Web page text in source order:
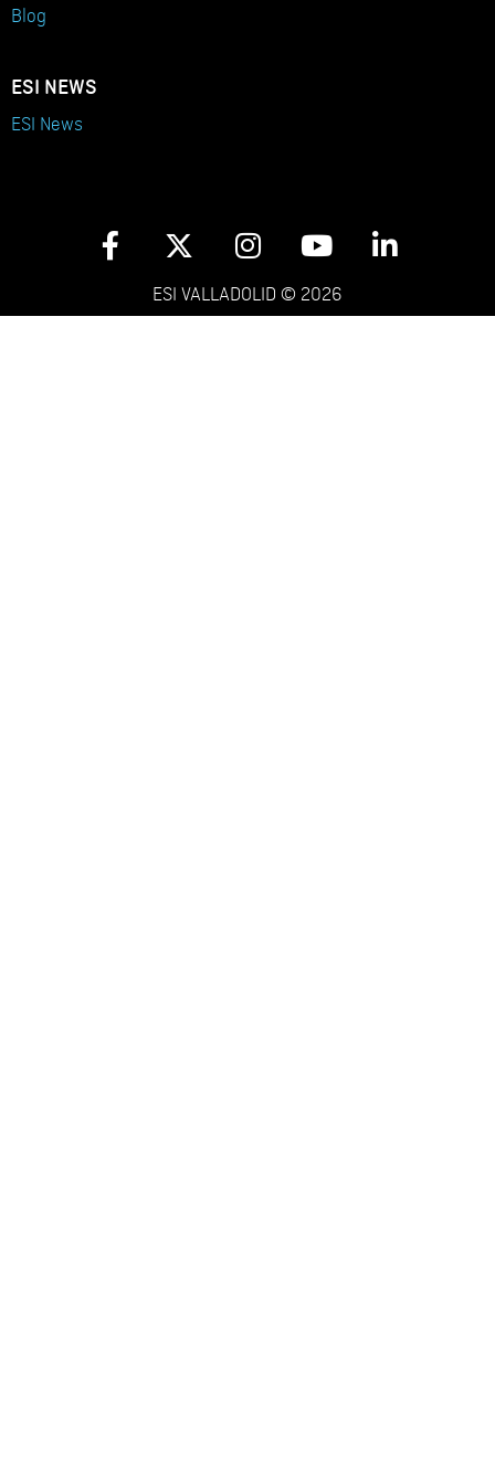
Blog
ESI NEWS
ESI News
ESI VALLADOLID © 2026